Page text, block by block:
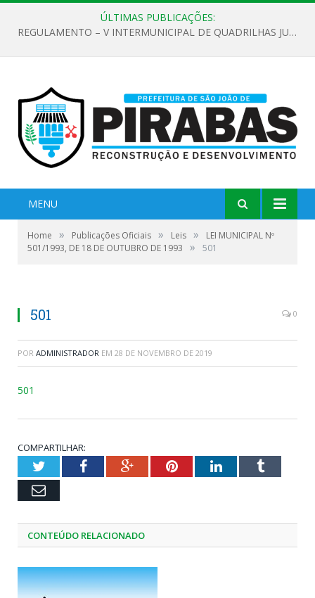
ÚLTIMAS PUBLICAÇÕES:
REGULAMENTO – V INTERMUNICIPAL DE QUADRILHAS JUNINAS 2026
MENU
Home » Publicações Oficiais » Leis »
LEI MUNICIPAL Nº
501/1993, DE 18 DE OUTUBRO DE 1993
» 501
501 0
POR ADMINISTRADOR EM 28 DE NOVEMBRO DE 2019
501
COMPARTILHAR:
TwitterFacebookGoogle+PinterestLinkedInTumblr
Email
CONTEÚDO RELACIONADO